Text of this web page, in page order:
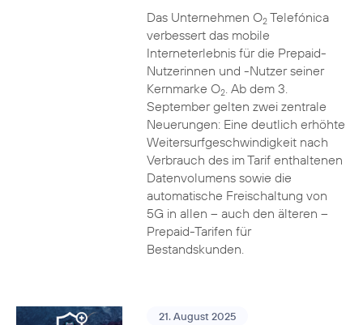
Das Unternehmen O2Telefónica
verbessert das mobile
Interneterlebnis für die Prepaid-
Nutzerinnen und -Nutzer seiner
Kernmarke O2. Ab dem 3.
September gelten zwei zentrale
Neuerungen: Eine deutlich erhöhte
Weitersurfgeschwindigkeit nach
Verbrauch des im Tarif enthaltenen
Datenvolumens sowie die
automatische Freischaltung von
5G in allen – auch den älteren –
Prepaid-Tarifen für
Bestandskunden.
21. August 2025